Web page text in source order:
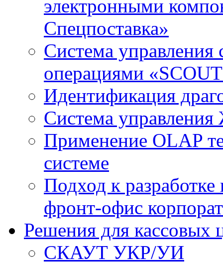
электронными
Спецпоставка»
Система
операциями
Идентификация
Система
Применение OLAP
системе
Подход к
фронт-офис
Решения для кассовых
СКАУТ УКР/УИ